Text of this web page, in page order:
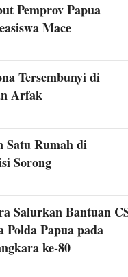
Pemprov Papua
Mace
Tersembunyi di
Arfak
Satu Rumah di
Sorong
Salurkan Bantuan
Polda Papua pada
ke-80